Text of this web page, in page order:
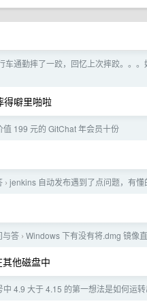
车通勤摔了一跤，回忆上次摔跤。。
得噼里啪啦
值 199 元的 GitChat 年会员十份
› jenkins 自动发布遇到了点问题，有懂
与答 › Windows 下有没有将.dmg 镜像
他磁盘中
中 4.9 大于 4.15 的第一想法是如何运转